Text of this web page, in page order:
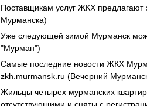
Поставщикам услуг ЖКХ
Мурманска)
Уже следующей зимой Мурманск
"Мурман")
Самые последние новости ЖКХ
zkh.murmansk.ru (Вечерний
Жильцы четырех мурманских